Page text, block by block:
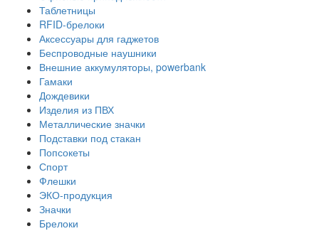
Таблетницы
RFID-брелоки
Аксессуары для гаджетов
Беспроводные наушники
Внешние аккумуляторы, powerbank
Гамаки
Дождевики
Изделия из ПВХ
Металлические значки
Подставки под стакан
Попсокеты
Спорт
Флешки
ЭКО-продукция
Значки
Брелоки